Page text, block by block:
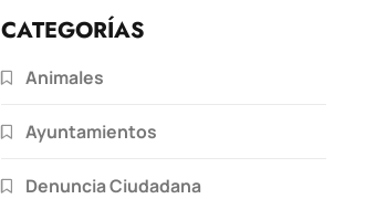
CATEGORÍAS
Animales
Ayuntamientos
Denuncia Ciudadana